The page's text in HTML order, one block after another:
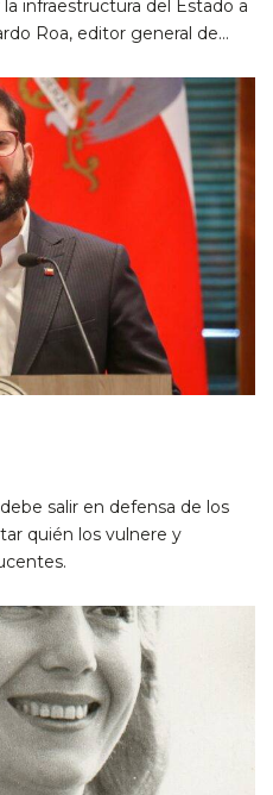
infraestructura del Estado a
Roa, editor general de…
salir en defensa de los
quién los vulnere y